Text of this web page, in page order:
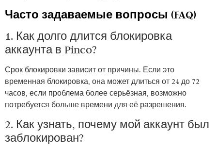
Часто задаваемые вопросы (FAQ)
1. Как долго длится блокировка
аккаунта в Pinco?
Срок блокировки зависит от причины. Если это
временная блокировка, она может длиться от 24 до 72
часов, если проблема более серьёзная, возможно
потребуется больше времени для её разрешения.
2. Как узнать, почему мой аккаунт был
заблокирован?